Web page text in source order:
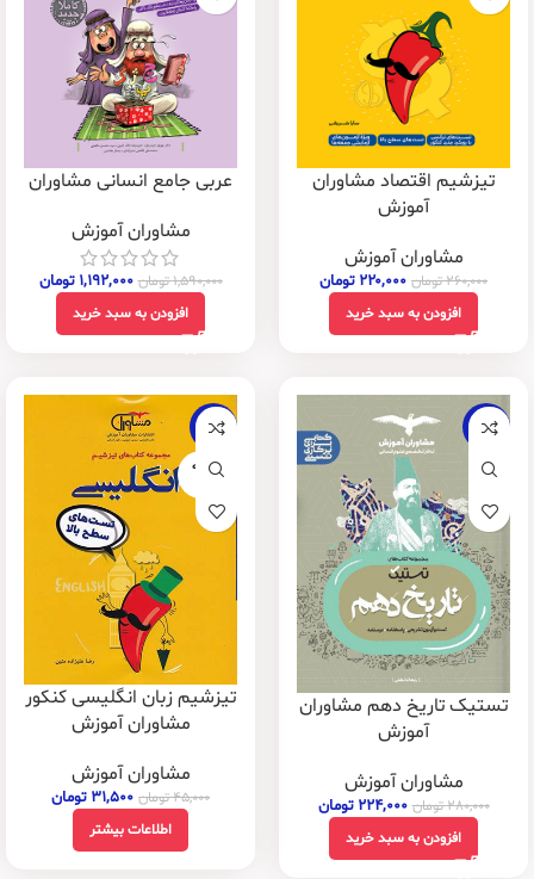
تیزشیم اقتصاد مشاوران
آموزش
مشاوران آموزش
۲۶۰,۰۰۰تومان ۲۲۰,۰۰۰ تومان
افزودن به سبد خرید
عربی جامع انسانی مشاوران
مشاوران آموزش
۱,۵۹۰,۰۰۰تومان ۱,۱۹۲,۰۰۰ تومان
افزودن به سبد خرید
-20%
تستیک تاریخ دهم مشاوران
آموزش
مشاوران آموزش
۲۸۰,۰۰۰تومان ۲۲۴,۰۰۰ تومان
افزودن به سبد خرید
-30%
فروخته
تیزشیم زبان انگلیسی کنکور
مشاوران آموزش
مشاوران آموزش
۴۵,۰۰۰تومان ۳۱,۵۰۰ تومان
اطلاعات بیشتر